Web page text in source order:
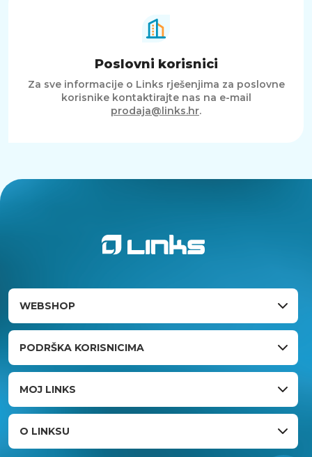
Poslovni korisnici
Za sve informacije o Links rješenjima za poslovne
korisnike kontaktirajte nas na e-mail
prodaja@links.hr.
WEBSHOP
PODRŠKA KORISNICIMA
MOJ LINKS
O LINKSU